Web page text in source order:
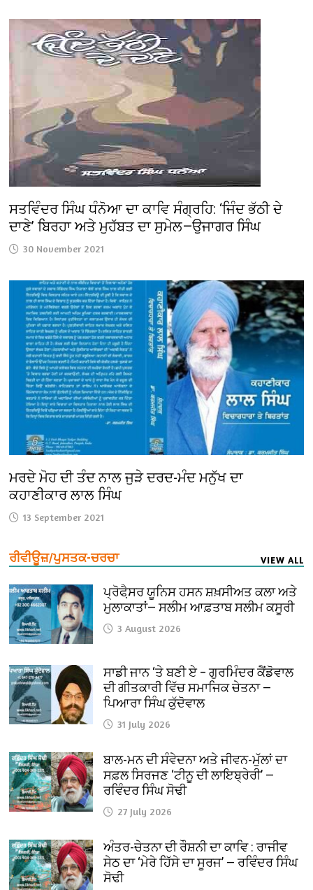
ਸਤਵਿੰਦਰ ਸਿੰਘ ਧੰਨੋਆ ਦਾ ਕਾਵਿ ਸੰਗ੍ਰਹਿ: ‘ਜਿੰਦ ਭੱਠੀ ਦੇ
ਦਾਣੇ’ ਬਿਰਹਾ ਅਤੇ ਮੁਹੱਬਤ ਦਾ ਸੁਮੇਲ—ਉਜਾਗਰ ਸਿੰਘ
30 November 2021
ਮਰਦੇ ਮੋਹ ਦੀ ਤੰਦ ਨਾਲ ਜੁੜੇ ਦਰਦ-ਮੰਦ ਮਨੁੱਖ ਦਾ
ਕਹਾਣੀਕਾਰ ਲਾਲ ਸਿੰਘ
13 September 2021
ਰੀਵੀਊਜ਼/ਪੁਸਤਕ-ਚਰਚਾ VIEW ALL
ਪ੍ਰੋਫੈ਼ਸਰ ਯੂਨਿਸ ਹਸਨ ਸ਼ਖ਼ਸੀਅਤ ਕਲਾ ਅਤੇ
ਮੁਲਾਕਾਤਾਂ— ਸਲੀਮ ਆਫ਼ਤਾਬ ਸਲੀਮ ਕਸੂਰੀ
3 August 2026
ਸਾਡੀ ਜਾਨ ‘ਤੇ ਬਣੀ ਏ – ਗੁਰਮਿੰਦਰ ਕੈਂਡੋਵਾਲ
ਦੀ ਗੀਤਕਾਰੀ ਵਿੱਚ ਸਮਾਜਿਕ ਚੇਤਨਾ —
ਪਿਆਰਾ ਸਿੰਘ ਕੁੱਦੋਵਾਲ
31 July 2026
ਬਾਲ-ਮਨ ਦੀ ਸੰਵੇਦਨਾ ਅਤੇ ਜੀਵਨ-ਮੁੱਲਾਂ ਦਾ
ਸਫ਼ਲ ਸਿਰਜਣ ‘ਟੀਨੂ ਦੀ ਲਾਇਬ੍ਰੇਰੀ’ —
ਰਵਿੰਦਰ ਸਿੰਘ ਸੋਢੀ
27 July 2026
ਅੰਤਰ-ਚੇਤਨਾ ਦੀ ਰੌਸ਼ਨੀ ਦਾ ਕਾਵਿ : ਰਾਜੀਵ
ਸੇਠ ਦਾ ‘ਮੇਰੇ ਹਿੱਸੇ ਦਾ ਸੂਰਜ’ — ਰਵਿੰਦਰ ਸਿੰਘ
ਸੋਢੀ